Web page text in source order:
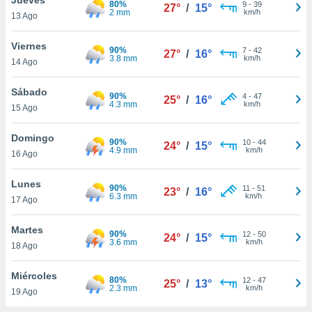
y
en
más
de
13 Ago
80%
2 mm
27° / 15° 9- 39
km/h
Viernes
14 Ago
90%
3.8 mm
27° / 16° 7- 42
km/h
Sábado
15 Ago
90%
4.3 mm
25° / 16° 4- 47
km/h
Domingo
16 Ago
90%
4.9 mm
24° / 15° 10- 44
km/h
Lunes
17 Ago
90%
6.3 mm
23° / 16° 11 - 51
km/h
Martes
18 Ago
90%
3.6 mm
24° / 15° 12- 50
km/h
Miércoles
19 Ago
80%
2.3 mm
25° / 13° 12- 47
km/h